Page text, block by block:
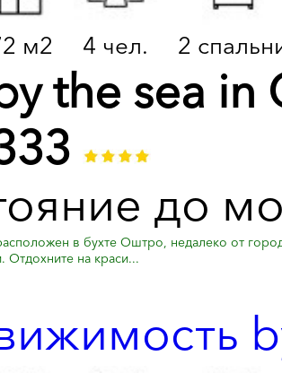
м2 4 чел. 2
the sea
до
в бухте Оштро, недалеко от
Отдохните на краси...